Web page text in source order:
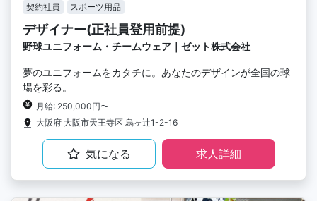
契約社員 スポーツ用品
デザイナー(正社員登用前提)
野球ユニフォーム・チームウェア｜ゼット株式会社
夢のユニフォームをカタチに。あなたのデザインが全国の球
場を彩る。
月給: 250,000円〜
大阪府 大阪市天王寺区 烏ヶ辻1-2-16
気になる 求人詳細